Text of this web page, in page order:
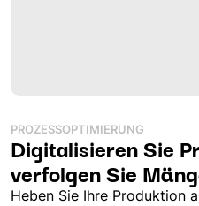
PROZESSOPTIMIERUNG
Digitalisieren Sie
verfolgen Sie
Heben Sie Ihre Produktion